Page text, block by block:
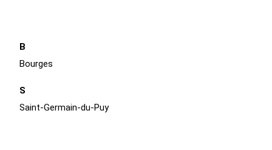
B
Bourges
S
Saint-Germain-du-Puy